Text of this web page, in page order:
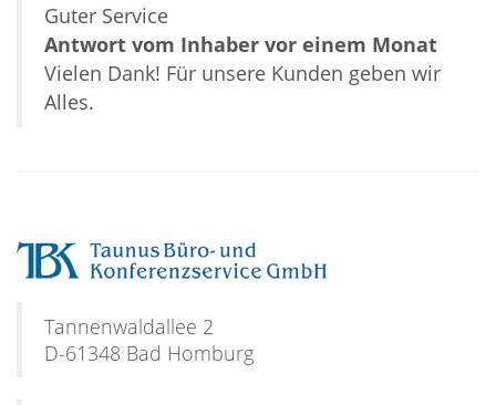
Guter Service
Antwort vom Inhaber vor einem Monat
Vielen Dank! Für unsere Kunden geben wir
Alles.
Tannenwaldallee 2
D-61348 Bad Homburg